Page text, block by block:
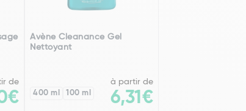
de
Avène Cleanance Gel
Nettoyant
400 ml 100 ml
à partir de
6,31€